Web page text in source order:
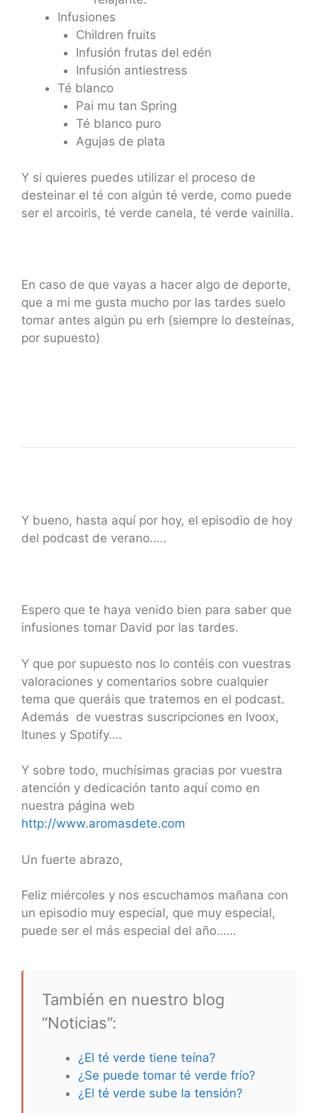
Infusiones
Children fruits
Infusión frutas del edén
Infusión antiestress
Té blanco
Pai mu tan Spring
Té blanco puro
Agujas de plata
Y si quieres puedes utilizar el proceso de
desteinar el té con algún té verde, como puede
ser el arcoiris, té verde canela, té verde vainilla.
En caso de que vayas a hacer algo de deporte,
que a mi me gusta mucho por las tardes suelo
tomar antes algún pu erh (siempre lo desteínas,
por supuesto)
Y bueno, hasta aquí por hoy, el episodio de hoy
del podcast de verano…..
Espero que te haya venido bien para saber que
infusiones tomar David por las tardes.
Y que por supuesto nos lo contéis con vuestras
valoraciones y comentarios sobre cualquier
tema que queráis que tratemos en el podcast.
Además de vuestras suscripciones en Ivoox,
Itunes y Spotify….
Y sobre todo, muchísimas gracias por vuestra
atención y dedicación tanto aquí como en
nuestra página web
http://www.aromasdete.com
Un fuerte abrazo,
Feliz miércoles y nos escuchamos mañana con
un episodio muy especial, que muy especial,
puede ser el más especial del año……
También en nuestro blog
“Noticias”:
¿El té verde tiene teína?
¿Se puede tomar té verde frío?
¿El té verde sube la tensión?